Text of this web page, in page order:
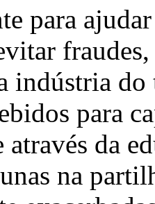
para
indústria do
para
através da
na